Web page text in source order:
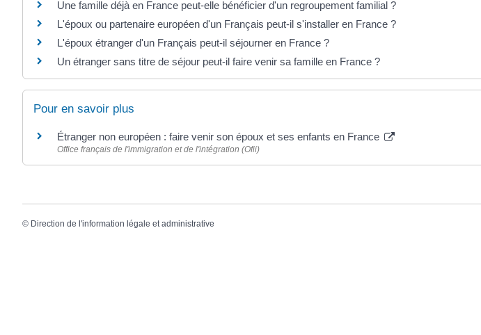
Une famille déjà en France peut-elle bénéficier d'un regroupement familial ?
L'époux ou partenaire européen d'un Français peut-il s'installer en France ?
L'époux étranger d'un Français peut-il séjourner en France ?
Un étranger sans titre de séjour peut-il faire venir sa famille en France ?
Pour en savoir plus
Étranger non européen : faire venir son époux et ses enfants en France
Office français de l'immigration et de l'intégration (Ofii)
© Direction de l'information légale et administrative